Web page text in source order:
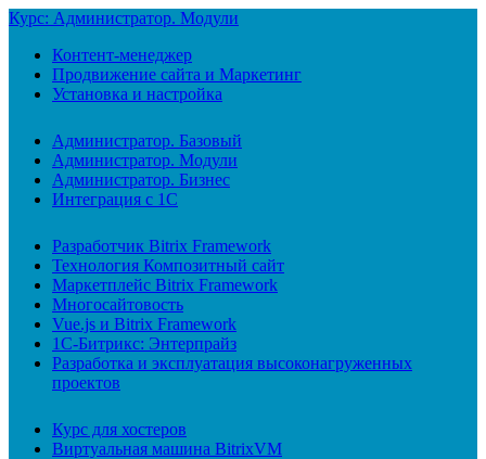
Курс: Администратор. Модули
Контент-менеджер
Продвижение сайта и Маркетинг
Установка и настройка
Администратор. Базовый
Администратор. Модули
Администратор. Бизнес
Интеграция с 1С
Разработчик Bitrix Framework
Технология Композитный сайт
Маркетплейс Bitrix Framework
Многосайтовость
Vue.js и Bitrix Framework
1С-Битрикс: Энтерпрайз
Разработка и эксплуатация высоконагруженных
проектов
Курс для хостеров
Виртуальная машина BitrixVM